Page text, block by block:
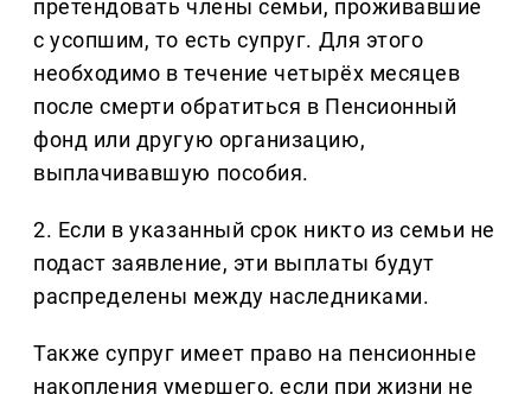
претендовать члены семьи, проживавшие
с усопшим, то есть супруг. Для этого
необходимо в течение четырёх месяцев
после смерти обратиться в Пенсионный
фонд или другую организацию,
выплачивавшую пособия.
2. Если в указанный срок никто из семьи не
подаст заявление, эти выплаты будут
распределены между наследниками.
Также супруг имеет право на пенсионные
накопления умершего, если при жизни не